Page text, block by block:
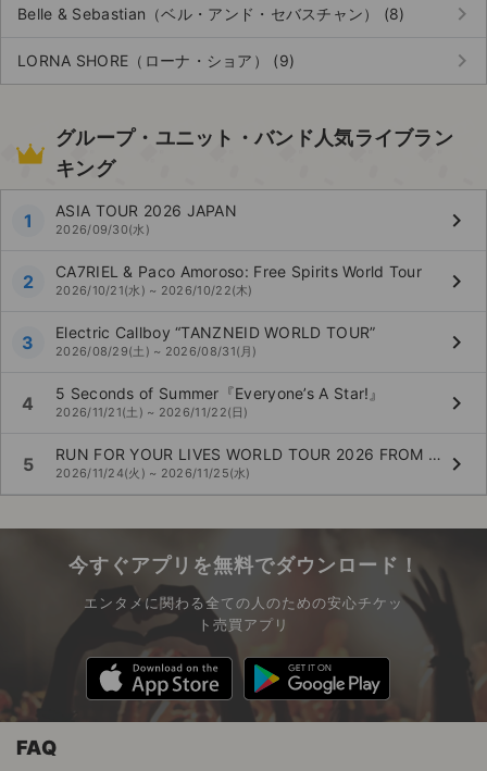
Belle & Sebastian（ベル・アンド・セバスチャン） (8) keyboard_arrow_right
LORNA SHORE（ローナ・ショア） (9) keyboard_arrow_right
グループ・ユニット・バンド人気ライブラン
キング
1 ASIA TOUR 2026 JAPAN
2026/09/30(水) keyboard_arrow_right
2 CA7RIEL & Paco Amoroso: Free Spirits World Tour
2026/10/21(水) ~ 2026/10/22(木) keyboard_arrow_right
3 Electric Callboy “TANZNEID WORLD TOUR”
2026/08/29(土) ~ 2026/08/31(月) keyboard_arrow_right
4 5 Seconds of Summer『Everyone’s A Star!』
2026/11/21(土) ~ 2026/11/22(日) keyboard_arrow_right
5 RUN FOR YOUR LIVES WORLD TOUR 2026 FROM IRON MAIDEN TO FEAR OF THE DARK
2026/11/24(火) ~ 2026/11/25(水) keyboard_arrow_right
今すぐアプリを無料でダウンロード！
エンタメに関わる全ての人のための安心チケッ
ト売買アプリ
FAQ